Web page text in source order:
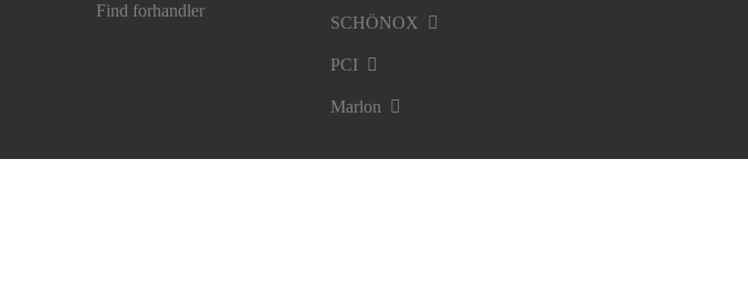
Find forhandler
SCHÖNOX
PCI
Marlon